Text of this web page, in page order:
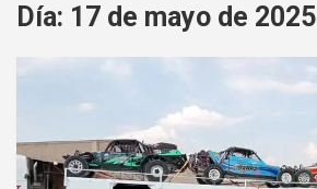
Día: 17 de mayo de 2025